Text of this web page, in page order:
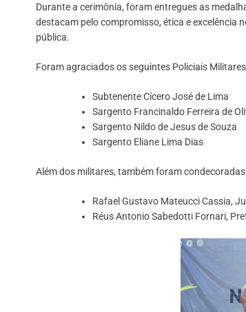
Durante a cerimônia, foram entregues as
destacam pelo compromisso, ética e excelência
pública.
Foram agraciados os seguintes Policiais
Subtenente Cícero José de Lima
Sargento Francinaldo Ferreira de
Sargento Nildo de Jesus de Souza
Sargento Eliane Lima Dias
Além dos militares, também foram
Rafael Gustavo Mateucci Cassia,
Réus Antonio Sabedotti Fornari,